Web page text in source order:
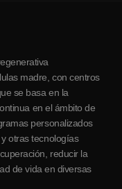
madre, con centros
se basa en la
en el ámbito de
personalizados
otras tecnologías
reducir la
de vida en diversas